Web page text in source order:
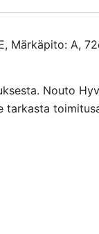
Märkäpito: A,
Nouto